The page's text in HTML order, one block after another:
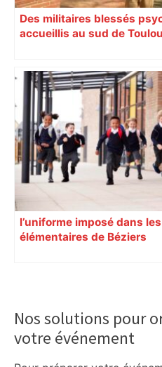
Des militaires blessés
accueillis au sud de
l’uniforme imposé dans
élémentaires de Béziers
Sidebar
Nos solutions pour
votre événement